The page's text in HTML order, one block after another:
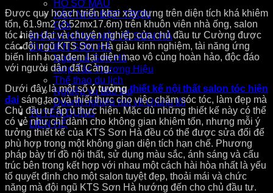
HỒ SƠ MẪU
XÂY NHÀ ĐẸP TRỌN
GÓI
KHÁCH HÀNG NÓI VỀ SƠN HÀ
SỰ KIỆN SƠN HÀ
Ngày Lễ Sơn Hà
Hợp Tác Thương Hiệu
Thể thao du lịch
Nghiệp vụ đào tạo
Doanh nghiệp nói về chúng tôi
TUYỂN DỤNG
LIÊN HỆ
Được quy hoạch triển khai xây dựng trên diện tích khá khiêm
tốn, 61.9m2 (3.52mx17.6m) trên khuôn viên nhà ống, salon
tóc hiện đại và chuyên nghiệp của chủ đầu tư Cường được
các đội ngũ KTS Sơn Hà giàu kinh nghiệm, tài năng ứng
biến linh hoạt đem lại diện mạo vô cùng hoàn hảo, độc đáo
với người dân đất Cảng.
Dưới đây là một sốý tưởngthiết kế nội thất salon tóc hiện
đại sáng tạo và thiết thực cho việc chăm sóc tóc, làm đẹp mà
Chủ đầu tư ấp ủ thực hiện. Mặc dù những thiết kế này có thể
có vẻ như chỉ dành cho không gian khiêm tốn, nhưng mỗi ý
tưởng thiết kế của KTS Sơn Hà đều có thể được sửa đổi để
phù hợp trong một không gian diện tích hạn chế. Phương
pháp bày trí đồ nội thất, sử dụng màu sắc, ánh sáng và cấu
trúc bên trong kết hợp với nhau một cách hài hòa nhất là yếu
tố quyết định cho một salon tuyệt đẹp, thoải mái và chức
năng mà đội ngũ KTS Sơn Hà hướng đến cho chủ đầu tư.